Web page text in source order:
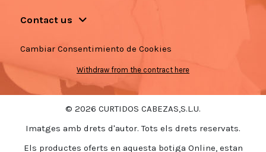
Contact us
Cambiar Consentimiento de Cookies
Withdraw from the contract here
© 2026 CURTIDOS CABEZAS,S.L.U.
Imatges amb drets d'autor. Tots els drets reservats.
Els productes oferts en aquesta botiga Online, estan